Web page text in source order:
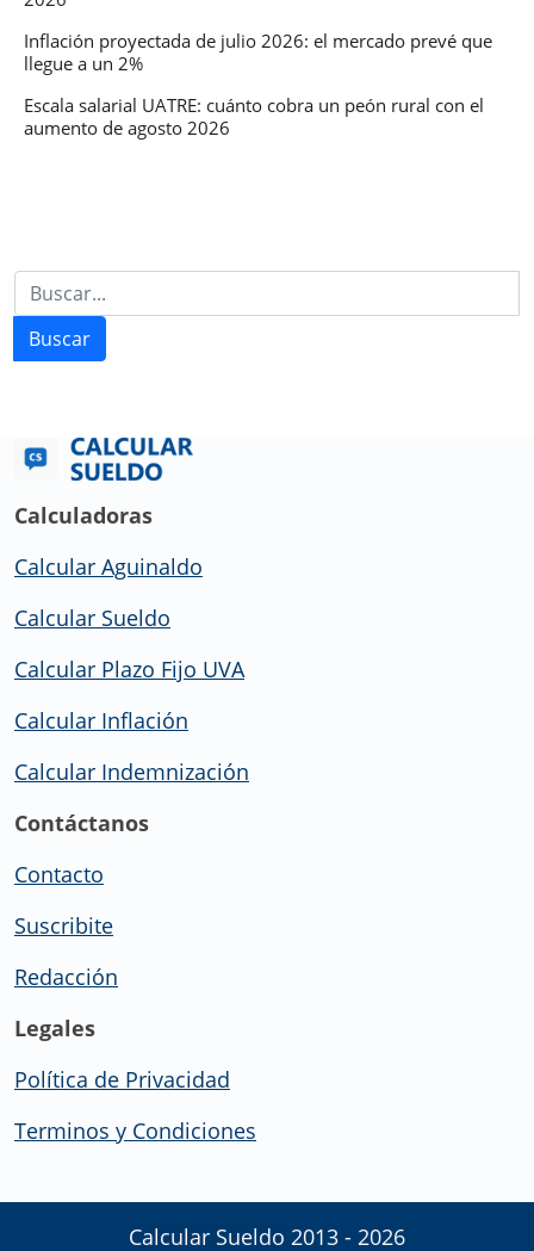
Inflación proyectada de julio 2026: el mercado prevé que
llegue a un 2%
Escala salarial UATRE: cuánto cobra un peón rural con el
aumento de agosto 2026
Buscar
Calculadoras
Calcular Aguinaldo
Calcular Sueldo
Calcular Plazo Fijo UVA
Calcular Inflación
Calcular Indemnización
Contáctanos
Contacto
Suscribite
Redacción
Legales
Política de Privacidad
Terminos y Condiciones
Calcular Sueldo 2013 - 2026